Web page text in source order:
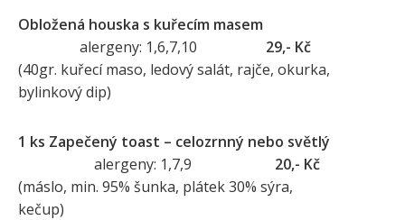
Obložená houska s kuřecím masem
alergeny: 1,6,7,10
29,- Kč
(40gr. kuřecí maso, ledový salát, rajče, okurka,
bylinkový dip)
1 ks Zapečený toast – celozrnný nebo světlý
alergeny: 1,7,9
20,- Kč
(máslo, min. 95% šunka, plátek 30% sýra,
kečup)